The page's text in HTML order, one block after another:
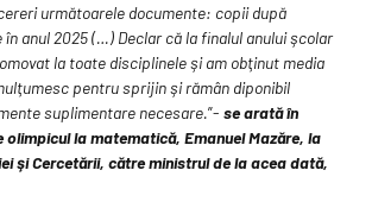
următoarele documente: copii după
anul 2025 (…) Declar că la finalul anului şcolar
la toate disciplinele şi am obţinut media
pentru sprijin şi rămân diponibil
suplimentare necesare.”- se arată în
olimpicul la matematică, Emanuel Mazăre, la
şi Cercetării, către ministrul de la acea dată,